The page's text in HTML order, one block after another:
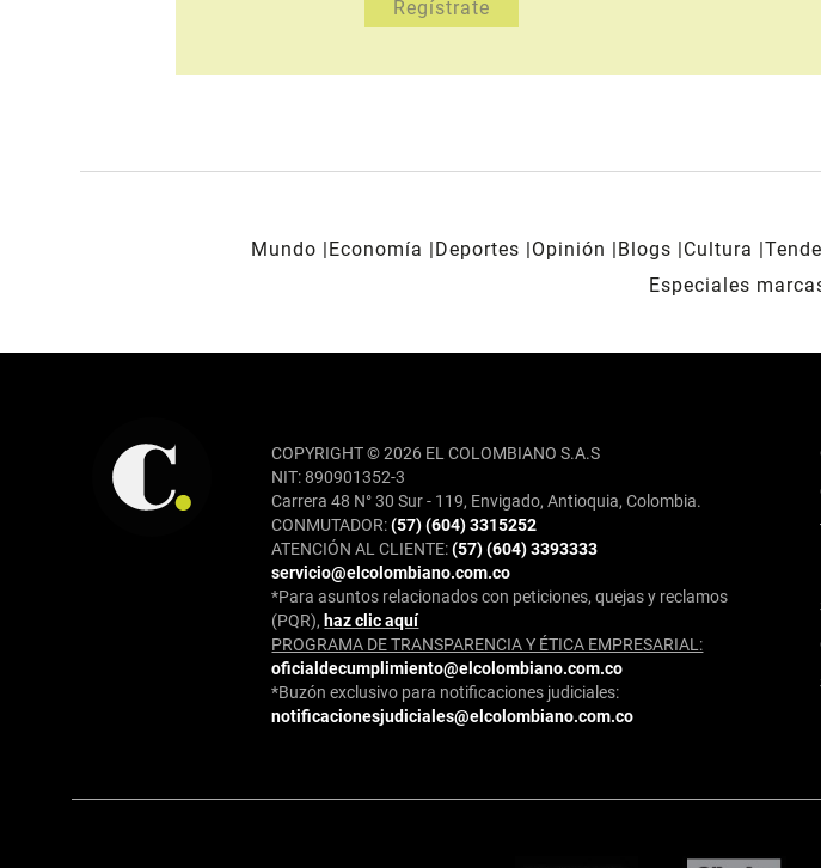
Mundo Economía Deportes Opinión Blogs Cultura
Especiales
COPYRIGHT © 2026 EL COLOMBIANO S.A.S
NIT: 890901352-3
Carrera 48 N° 30 Sur - 119, Envigado, Antioquia, Colombia.
CONMUTADOR:(57) (604) 3315252
ATENCIÓN AL CLIENTE:(57) (604) 3393333
servicio@elcolombiano.com.co
*Para asuntos relacionados con peticiones, quejas y reclamos
(PQR), haz clic aquí
PROGRAMA DE TRANSPARENCIA Y ÉTICA EMPRESARIAL:
oficialdecumplimiento@elcolombiano.com.co
*Buzón exclusivo para notificaciones judiciales:
notificacionesjudiciales@elcolombiano.com.co